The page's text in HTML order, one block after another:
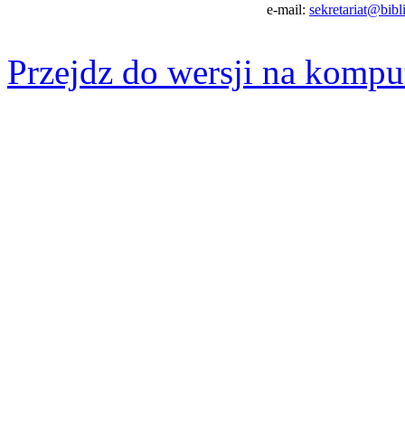
e-mail:
Przejdz do wersji na